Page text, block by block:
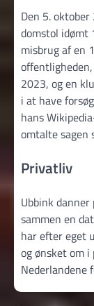
Den 5.
domstol idømt
misbrug af en
2023, og en
i at have
hans
omtalte sagen
Privatliv
Ubbink
sammen en
har efter eget
og ønsket om